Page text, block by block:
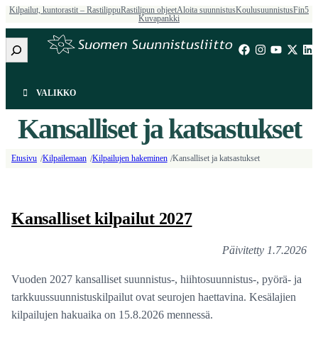
Kilpailut, kuntorastit – RastilippuRastilipun ohjeetAloita suunnistusKoulusuunnistusFin5
Kuvapankki
Etsi
VALIKKO
Kansalliset ja katsastukset
Etusivu /Kilpailemaan /Kilpailujen hakeminen /Kansalliset ja katsastukset
Kansalliset kilpailut 2027
Päivitetty 1.7.2026
Vuoden 2027 kansalliset suunnistus-, hiihtosuunnistus-, pyörä- ja
tarkkuussuunnistuskilpailut ovat seurojen haettavina. Kesälajien
kilpailujen hakuaika on 15.8.2026 mennessä.